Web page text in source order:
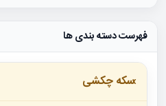
فهرست دسته بندی ها
سکه چکشی